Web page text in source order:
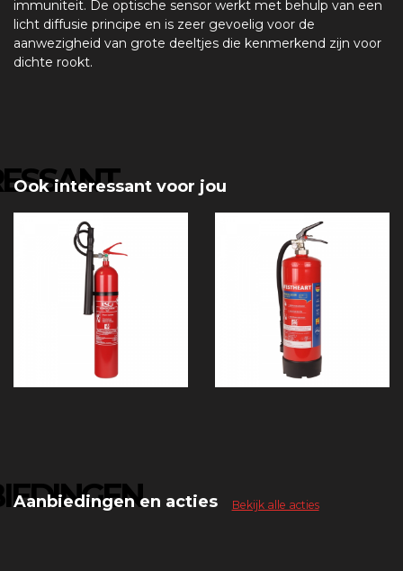
immuniteit. De optische sensor werkt met behulp van een
licht diffusie principe en is zeer gevoelig voor de
aanwezigheid van grote deeltjes die kenmerkend zijn voor
dichte rookt.
Ook interessant voor jou
Aanbiedingen en acties Bekijk alle acties